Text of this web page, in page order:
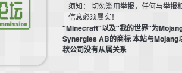
须知： 切勿滥用举报，任何与举报
信息必须属实！
"Minecraft"以及"我的世界"为
Synergies AB的商标 本站与Mojang
软公司没有从属关系